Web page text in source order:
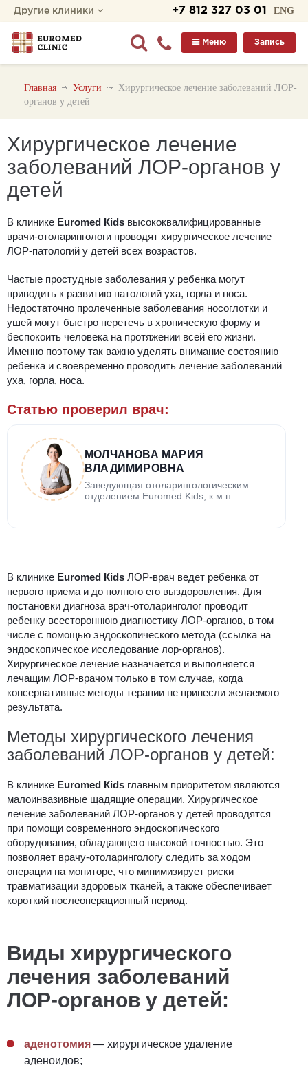
ENG
+7 812 327 03 01
Другие клиники
Запись
Меню
Главная Услуги
Хирургическое лечение заболеваний ЛОР-
органов у детей
Хирургическое лечение
заболеваний ЛОР-органов у
детей
В клинике Euromed Кids высококвалифицированные
врачи-отоларингологи проводят хирургическое лечение
ЛОР-патологий у детей всех возрастов.
Частые простудные заболевания у ребенка могут
приводить к развитию патологий уха, горла и носа.
Недостаточно пролеченные заболевания носоглотки и
ушей могут быстро перетечь в хроническую форму и
беспокоить человека на протяжении всей его жизни.
Именно поэтому так важно уделять внимание состоянию
ребенка и своевременно проводить лечение заболеваний
уха, горла, носа.
Статью проверил врач:
МОЛЧАНОВА МАРИЯ
ВЛАДИМИРОВНА
Заведующая отоларингологическим
отделением Euromed Kids, к.м.н.
В клинике Euromed Кids ЛОР-врач ведет ребенка от
первого приема и до полного его выздоровления. Для
постановки диагноза врач-отоларинголог проводит
ребенку всестороннюю диагностику ЛОР-органов, в том
числе с помощью эндоскопического метода (ссылка на
эндоскопическое исследование лор-органов).
Хирургическое лечение назначается и выполняется
лечащим ЛОР-врачом только в том случае, когда
консервативные методы терапии не принесли желаемого
результата.
Методы хирургического лечения
заболеваний ЛОР-органов у детей:
В клинике Euromed Кids главным приоритетом являются
малоинвазивные щадящие операции. Хирургическое
лечение заболеваний ЛОР-органов у детей проводятся
при помощи современного эндоскопического
оборудования, обладающего высокой точностью. Это
позволяет врачу-отоларингологу следить за ходом
операции на мониторе, что минимизирует риски
травматизации здоровых тканей, а также обеспечивает
короткий послеоперационный период.
Виды хирургического
лечения заболеваний
ЛОР-органов у детей:
аденотомия — хирургическое удаление
аденоидов;